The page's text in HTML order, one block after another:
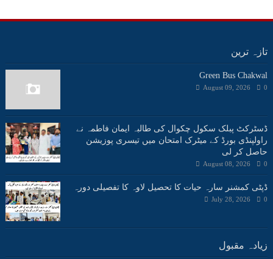
تازہ ترین
Green Bus Chakwal
August 09, 2026 0
ڈسٹرکٹ پبلک سکول چکوال کی طالبہ ایمان فاطمہ نے
راولپنڈی بورڈ کے میٹرک امتحان میں تیسری پوزیشن
حاصل کر لی
August 08, 2026 0
ڈپٹی کمشنر سارہ حیات کا تحصیل لاوہ کا تفصیلی دورہ
July 28, 2026 0
زیادہ مقبول